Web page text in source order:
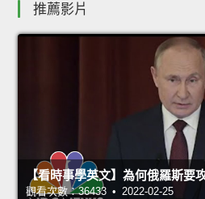
推薦影片
【看時事學英文】為何俄羅斯要
觀看次數：36433 • 2022-02-25